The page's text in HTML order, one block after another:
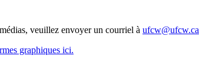
veuillez envoyer un courriel à ufcw@ufcw.ca
graphiques ici.